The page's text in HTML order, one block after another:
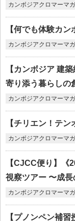
カンボジアクロマーマ
【何でも体験カ
カンボジアクロマーマ
【カンボジア 建
寄り添う暮らしの
カンボジアクロマーマ
【チリエン！テ
カンボジアクロマーマ
【CJCC便り】《
視察ツアー 〜成
カンボジアクロマーマ
【プノンペン補